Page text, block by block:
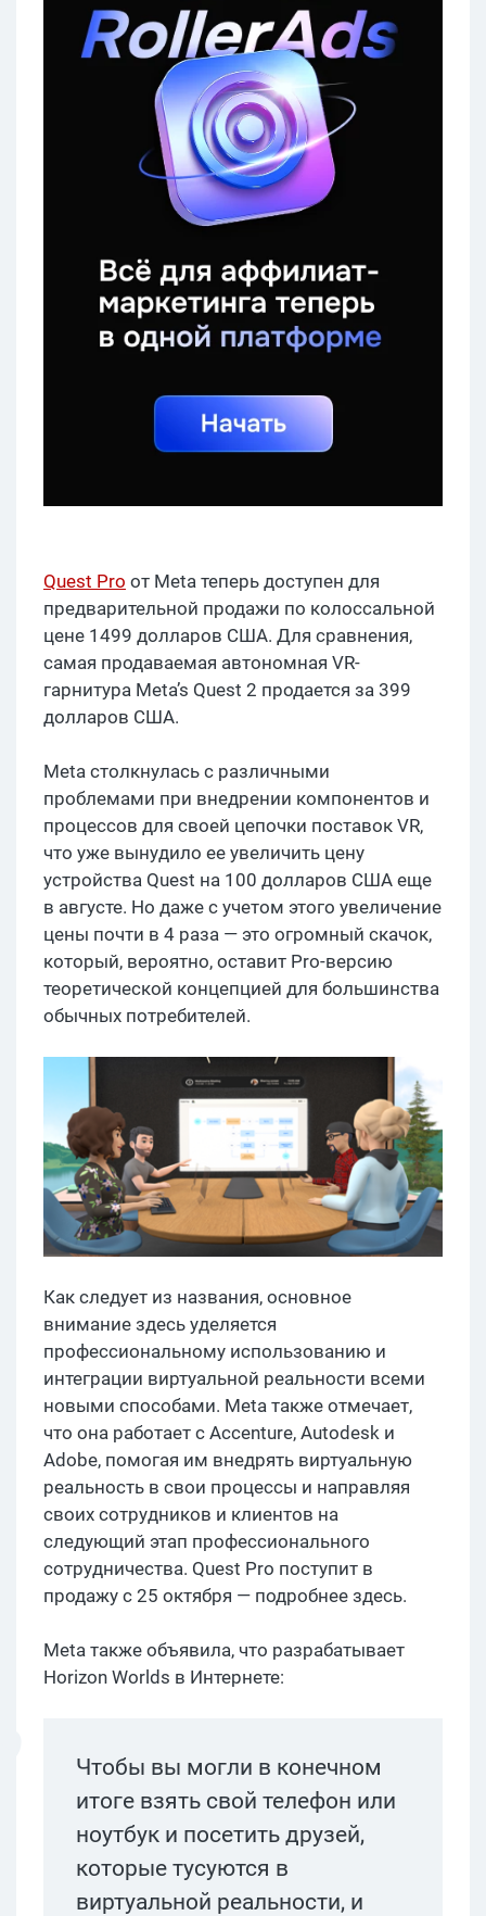
Quest Pro от Meta теперь доступен для
предварительной продажи по колоссальной
цене 1499 долларов США. Для сравнения,
самая продаваемая автономная VR-
гарнитура Meta’s Quest 2 продается за 399
долларов США.
Meta столкнулась с различными
проблемами при внедрении компонентов и
процессов для своей цепочки поставок VR,
что уже вынудило ее увеличить цену
устройства Quest на 100 долларов США еще
в августе. Но даже с учетом этого увеличение
цены почти в 4 раза — это огромный скачок,
который, вероятно, оставит Pro-версию
теоретической концепцией для большинства
обычных потребителей.
Как следует из названия, основное
внимание здесь уделяется
профессиональному использованию и
интеграции виртуальной реальности всеми
новыми способами. Meta также отмечает,
что она работает с Accenture, Autodesk и
Adobe, помогая им внедрять виртуальную
реальность в свои процессы и направляя
своих сотрудников и клиентов на
следующий этап профессионального
сотрудничества. Quest Pro поступит в
продажу с 25 октября — подробнее здесь.
Meta также объявила, что разрабатывает
Horizon Worlds в Интернете:
Чтобы вы могли в конечном
итоге взять свой телефон или
ноутбук и посетить друзей,
которые тусуются в
виртуальной реальности, и